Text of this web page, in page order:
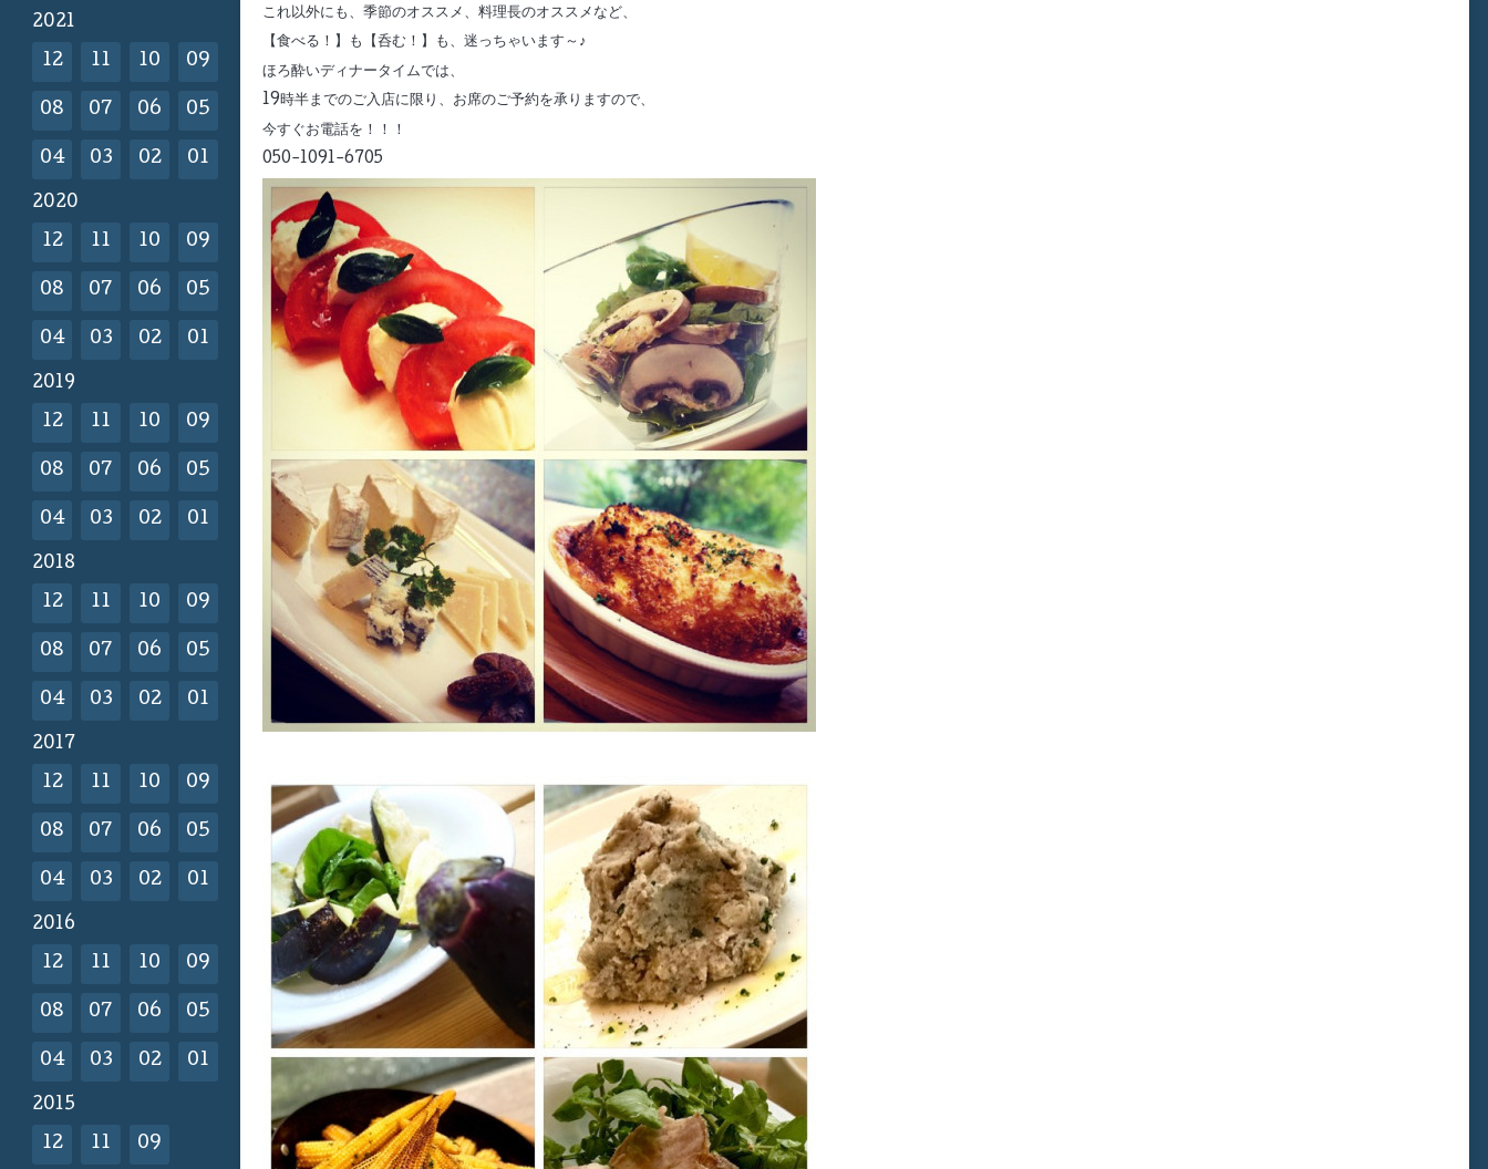
これ以外にも、季節のオススメ、料理長のオススメなど、
【食べる！】も【呑む！】も、迷っちゃいます～♪
ほろ酔いディナータイムでは、
19時半までのご入店に限り、お席のご予約を承りますので、
今すぐお電話を！！！
050-1091-6705
2021
12 11 10 09
08 07 06 05
04 03 02 01
2020
12 11 10 09
08 07 06 05
04 03 02 01
2019
12 11 10 09
08 07 06 05
04 03 02 01
2018
12 11 10 09
08 07 06 05
04 03 02 01
2017
12 11 10 09
08 07 06 05
04 03 02 01
2016
12 11 10 09
08 07 06 05
04 03 02 01
2015
12 11 09